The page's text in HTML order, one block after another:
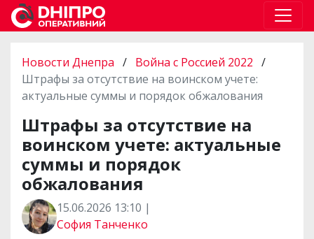
Новости Днепра / Война с Россией 2022 /
Штрафы за отсутствие на воинском учете:
актуальные суммы и порядок обжалования
Штрафы за отсутствие на
воинском учете: актуальные
суммы и порядок
обжалования
15.06.2026 13:10 |
София Танченко